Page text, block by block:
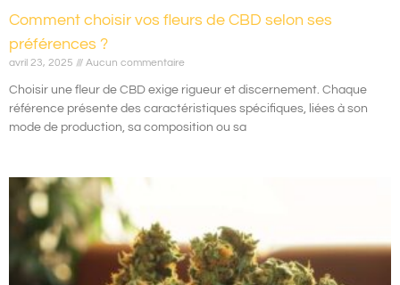
Comment choisir vos fleurs de CBD selon ses
préférences ?
avril 23, 2025 Aucun commentaire
Choisir une fleur de CBD exige rigueur et discernement. Chaque
référence présente des caractéristiques spécifiques, liées à son
mode de production, sa composition ou sa